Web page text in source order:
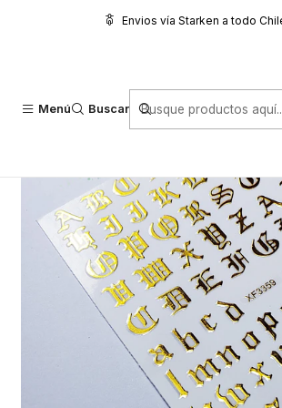
Menú Buscar
Envios vía Starken a todo
Glitter, Decoración y Accesorios